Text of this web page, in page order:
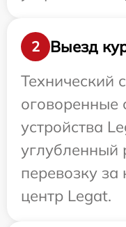
2
Выезд
Технический
оговоренные
устройства
углубленный
перевозку
центр Legat.